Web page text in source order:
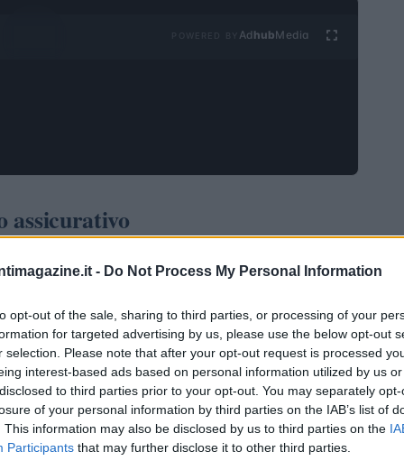
- Do Not Process My Personal Information
opt-out of the sale, sharing to third parties, or processing of your
for targeted advertising by us, please use the below opt-out
selection. Please note that after your opt-out request is processed
interest-based ads based on personal information utilized by us
to third parties prior to your opt-out. You may separately
of your personal information by third parties on the IAB’s list of
This information may also be disclosed by us to third parties on the
Participants that may further disclose it to other third parties.
Ad hubMedia
assicurativo
di trasformazione, caratterizzato da sfide
come Zurich Investments Life, stanno
mercato sempre più competitivo e in evoluzione.
alternativi e l’aumento dei tassi di interesse
Le aziende devono adattarsi rapidamente per
le esigenze dei clienti.